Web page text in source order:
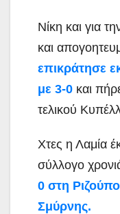
Νίκη και για
και
επικράτησε
με 3-0 και
τελικού
Χτες η Λαμία
σύλλογο
0 στη
Σμύρνης.